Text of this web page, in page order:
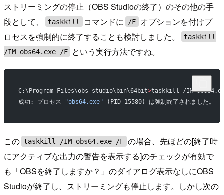
ストリーミングの停止（OBS Studioの終了）のその他の手
段として、
taskkill コマンドに /F
オプションを付けプ
ロセスを強制的に終了することも検討しました。
taskkill
/IM obs64.exe /F
という実行方法ですね。
C:\Program Files\obs-studio\bin\64bit>taskkill /IM
成功: プロセス
"obs64.exe" (PID 15580) は強制終了されました。
この taskkill /IM obs64.exe /F の場合、先ほどの[終了時
にアクティブな出力の警告を表示する]のチェックが有効で
も「OBSを終了しますか？」のダイアログ表示なしにOBS
Studioが終了し、ストリーミングも停止します。しかし次の